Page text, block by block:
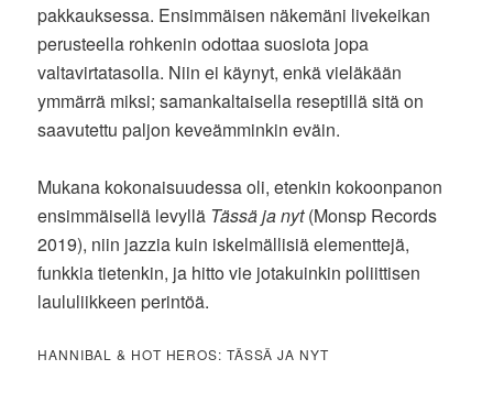
pakkauksessa. Ensimmäisen näkemäni livekeikan
perusteella rohkenin odottaa suosiota jopa
valtavirtatasolla. Niin ei käynyt, enkä vieläkään
ymmärrä miksi; samankaltaisella reseptillä sitä on
saavutettu paljon keveämminkin eväin.
Mukana kokonaisuudessa oli, etenkin kokoonpanon
ensimmäisellä levyllä Tässä ja nyt(Monsp Records
2019), niin jazzia kuin iskelmällisiä elementtejä,
funkkia tietenkin, ja hitto vie jotakuinkin poliittisen
laululiikkeen perintöä.
HANNIBAL & HOT HEROS: TÄSSÄ JA NYT